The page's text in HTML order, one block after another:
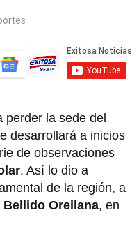
perder la sede del
desarrollará a inicios
de observaciones
. Así lo dio a
de la región, a
Bellido Orellana, en